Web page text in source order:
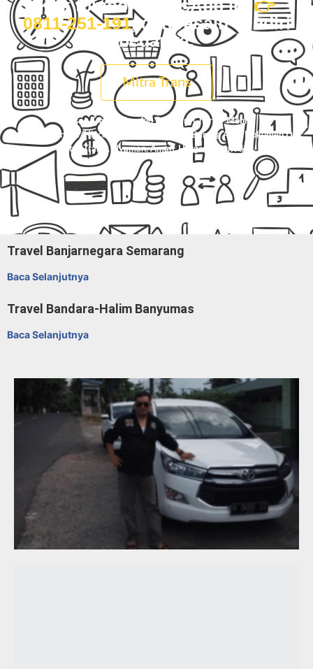
Klik tombol WhatsApp ini👉
0811-251-191, dan rasain sendiri
bedanya.
Mitra Trans
Pesan Travel Mungkid Parakan, Charter Mobil
Avanza/Innova/Hiace/Elf, Dan Paket Kilat Barang Atau Dokumen Di
Mitra Trans
. Nyaman, Aman, Harga Masuk Akal.
Travel Banjarnegara Semarang
Baca Selanjutnya
Travel Bandara-Halim Banyumas
Baca Selanjutnya